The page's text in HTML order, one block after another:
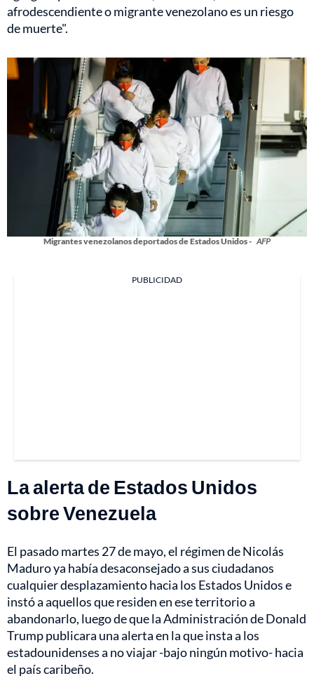
afrodescendiente o migrante venezolano es un riesgo
de muerte".
Migrantes venezolanos deportados de Estados Unidos - AFP
PUBLICIDAD
La alerta de Estados Unidos
sobre Venezuela
El pasado martes 27 de mayo, el régimen de Nicolás
Maduroya había desaconsejado a sus ciudadanos
cualquier desplazamiento hacia los Estados Unidos e
instó a aquellos que residen en ese territorio a
abandonarlo, luego de que la Administración de Donald
Trump publicara una alerta en la que insta a los
estadounidenses a no viajar -bajo ningún motivo- hacia
el país caribeño.